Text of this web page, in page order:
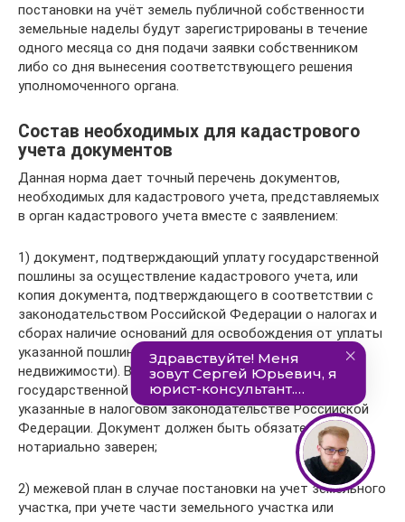
постановки на учёт земель публичной собственности
земельные наделы будут зарегистрированы в течение
одного месяца со дня подачи заявки собственником
либо со дня вынесения соответствующего решения
уполномоченного органа.
Состав необходимых для кадастрового
учета документов
Данная норма дает точный перечень документов,
необходимых для кадастрового учета, представляемых
в орган кадастрового учета вместе с заявлением:
1) документ, подтверждающий уплату государственной
пошлины за осуществление кадастрового учета, или
копия документа, подтверждающего в соответствии с
законодательством Российской Федерации о налогах и
сборах наличие оснований для освобождения от уплаты
указанной пошлины (при постановке на учет объекта
недвижимости). Во втором случае от уплаты
государственной пошлины освобождаются лица,
указанные в налоговом законодательстве Российской
Федерации. Документ должен быть обязательно
нотариально заверен;
2) межевой план в случае постановки на учет земельного
участка, при учете части земельного участка или